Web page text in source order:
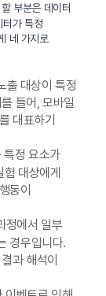
부분은 데이터
터가 특정
네 가지로
출 대상이 특정
들어, 모바일
대표하기
정 요소가
대상에게
동이
정에서 일부
경우입니다.
과 해석이